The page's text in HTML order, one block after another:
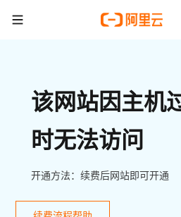
该网站因主机
时无法访问
开通方法：续费后网站即可开通